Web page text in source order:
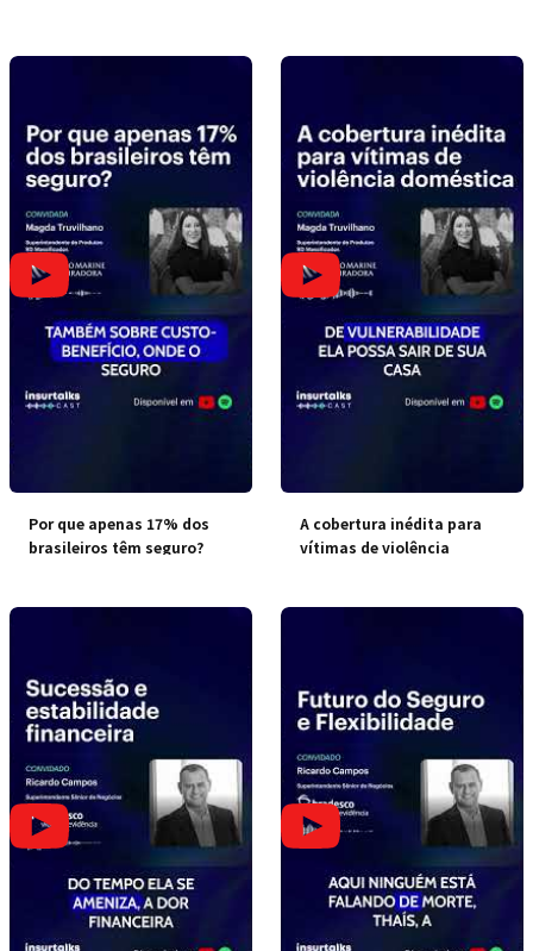
Por que apenas 17% dos
brasileiros têm seguro?
A cobertura inédita para
vítimas de violência